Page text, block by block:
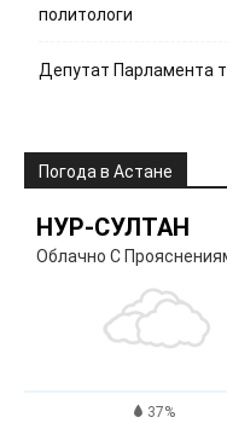
политологи
Депутат Парламента
Погода в Астане
НУР-СУЛТАН
Облачно С
37%